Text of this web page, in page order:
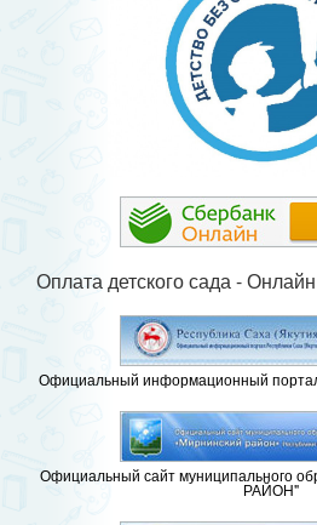
Оплата детского сада - Онлайн
Официальный информационный
Официальный сайт муниципального
РАЙОН"